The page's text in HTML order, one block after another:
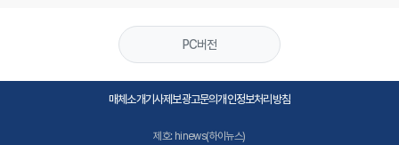
PC버전
매체소개기사제보광고문의개인정보처리방침
제호: hinews(하이뉴스)